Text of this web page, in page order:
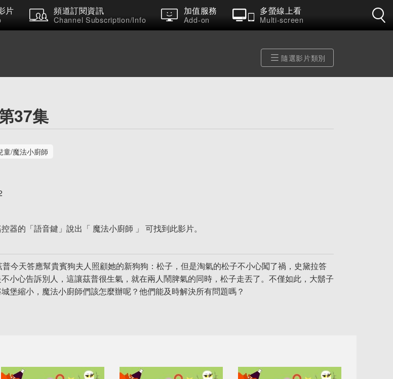
片 頻道訂閱資訊
Channel Subscription/Info
加值服務
Add-on
多螢線上看
Multi-screen
隨選影片類別
37集
童/魔法小廚師
器的「語音鍵」說出「 魔法小廚師 」 可找到此影片。
今天答應幫貴賓狗夫人照顧她的新狗狗：松子，但是淘氣的松子不小心闖了禍，史黛拉答
小心告訴別人，這讓茲普很生氣，就在兩人鬧脾氣的同時，松子走丟了。不僅如此，大鬍子
堡縮小，魔法小廚師們該怎麼辦呢？他們能及時解決所有問題嗎？